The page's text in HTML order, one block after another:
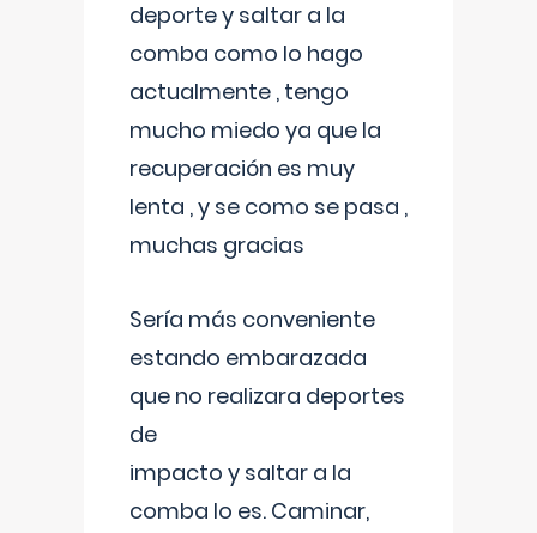
deporte y saltar a la
comba como lo hago
actualmente , tengo
mucho miedo ya que la
recuperación es muy
lenta , y se como se pasa ,
muchas gracias
Sería más conveniente
estando embarazada
que no realizara deportes
de
impacto y saltar a la
comba lo es. Caminar,